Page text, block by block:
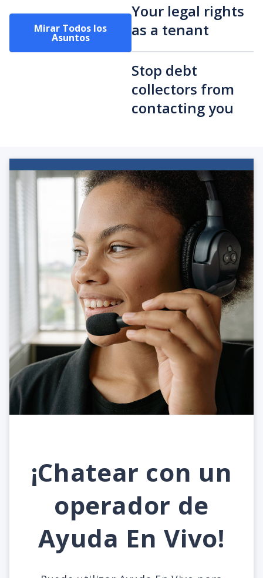
Mirar Todos los
Asuntos
Your legal rights
as a tenant
Stop debt
collectors from
contacting you
¡Chatear con un
operador de
Ayuda En Vivo!